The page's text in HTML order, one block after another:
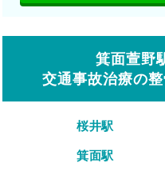
箕面萱野
交通事故治療の
桜井駅
箕面駅